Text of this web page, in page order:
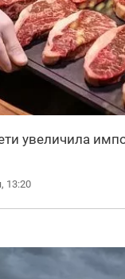
увеличила
13:20